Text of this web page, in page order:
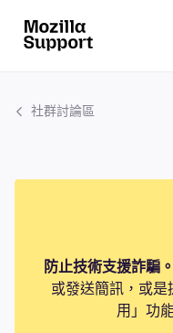
社群討論區
防止技術支援詐騙。
或發送簡訊，或
用」功